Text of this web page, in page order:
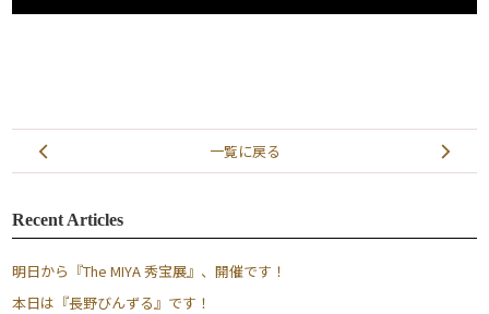
一覧に戻る
Recent Articles
明日から『The MIYA 秀宝展』、開催です！
本日は『長野びんずる』です！